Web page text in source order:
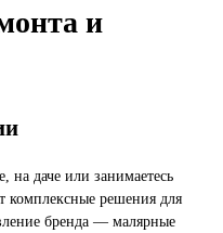
и
на даче или занимаетесь
комплексные решения для
бренда — малярные